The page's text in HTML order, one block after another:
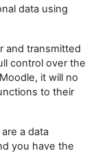
data using
and transmitted
control over the
it will no
to their
a data
you have the